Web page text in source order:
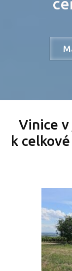
Vinice
k